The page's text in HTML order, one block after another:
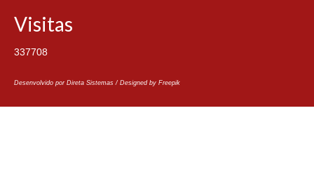
Visitas
337708
Desenvolvido por Direta Sistemas / Designed by Freepik